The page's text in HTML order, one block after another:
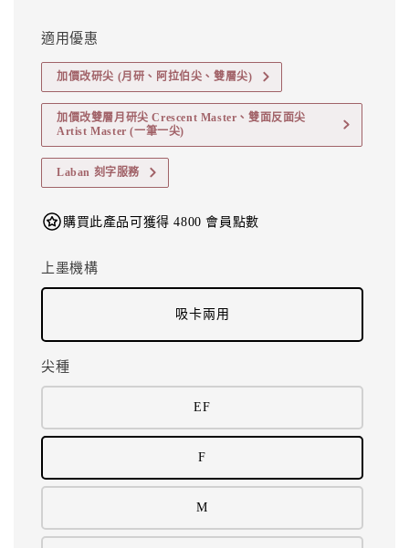
適用優惠
加價改研尖 (月研、阿拉伯尖、雙層尖)
加價改雙層月研尖 Crescent Master、雙面反面尖
Artist Master (一筆一尖)
Laban 刻字服務
購買此產品可獲得 4800 會員點數
上墨機構
吸卡兩用
尖種
EF
F
M